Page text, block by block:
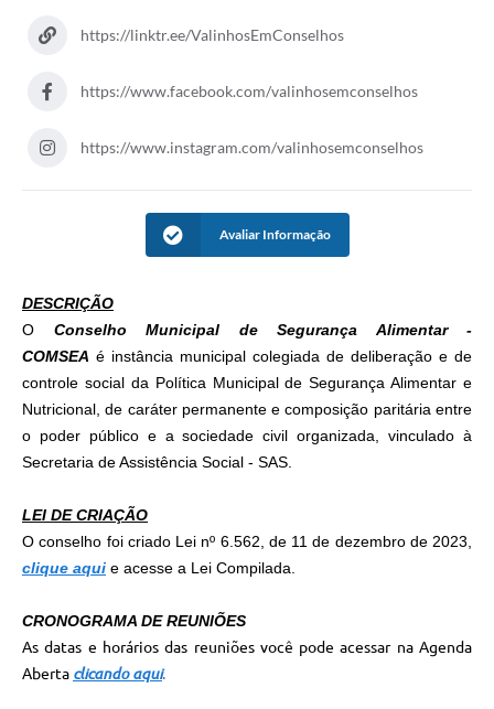
Contas Públicas
Serviços Online
Jornal
Agenda
SIC
Contato
https://linktr.ee/ValinhosEmConselhos
https://www.facebook.com/valinhosemconselhos
https://www.instagram.com/valinhosemconselhos
Avaliar Informação
DESCRIÇÃO
O Conselho Municipal de Segurança Alimentar -
COMSEA é instância municipal colegiada de deliberação e de
controle social da Política Municipal de Segurança Alimentar e
Nutricional, de caráter permanente e composição paritária entre
o poder público e a sociedade civil organizada, vinculado à
Secretaria de Assistência Social - SAS.
LEI DE CRIAÇÃO
O conselho foi criado Lei nº 6.562, de 11 de dezembro de 2023,
clique aqui e acesse a Lei Compilada.
CRONOGRAMA DE REUNIÕES
As datas e horários das reuniões você pode acessar na Agenda
Aberta clicando aqui.